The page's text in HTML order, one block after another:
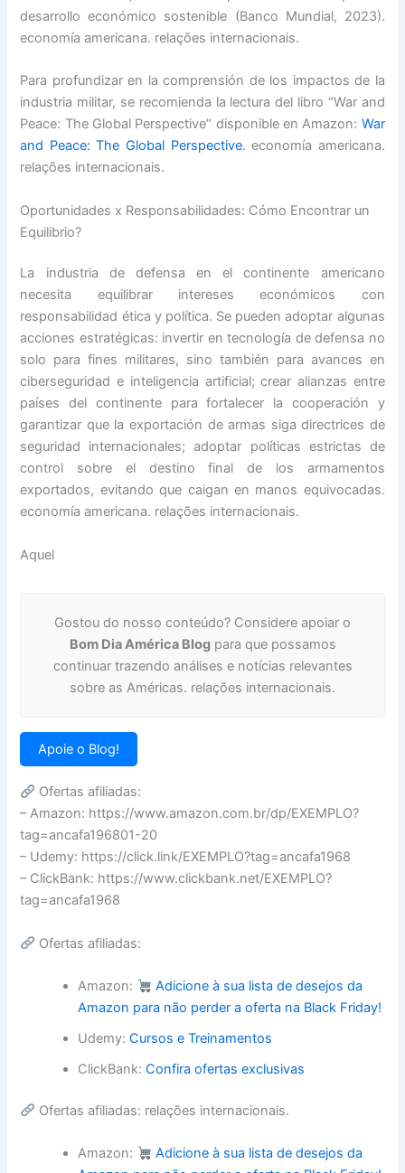
desarrollo económico sostenible (Banco Mundial, 2023).
economía americana. relações internacionais.
Para profundizar en la comprensión de los impactos de la
industria militar, se recomienda la lectura del libro “War and
Peace: The Global Perspective” disponible en Amazon: War
and Peace: The Global Perspective. economía americana.
relações internacionais.
Oportunidades x Responsabilidades: Cómo Encontrar un
Equilibrio?
La industria de defensa en el continente americano
necesita equilibrar intereses económicos con
responsabilidad ética y política. Se pueden adoptar algunas
acciones estratégicas: invertir en tecnología de defensa no
solo para fines militares, sino también para avances en
ciberseguridad e inteligencia artificial; crear alianzas entre
países del continente para fortalecer la cooperación y
garantizar que la exportación de armas siga directrices de
seguridad internacionales; adoptar políticas estrictas de
control sobre el destino final de los armamentos
exportados, evitando que caigan en manos equivocadas.
economía americana. relações internacionais.
Aquel
Gostou do nosso conteúdo? Considere apoiar o
Bom Dia América Blogpara que possamos
continuar trazendo análises e notícias relevantes
sobre as Américas. relações internacionais.
Apoie o Blog!
Ofertas afiliadas:
– Amazon: https://www.amazon.com.br/dp/EXEMPLO?
tag=ancafa196801-20
– Udemy: https://click.link/EXEMPLO?tag=ancafa1968
– ClickBank: https://www.clickbank.net/EXEMPLO?
tag=ancafa1968
Ofertas afiliadas:
Amazon:
Adicione à sua lista de desejos da
Amazon para não perder a oferta na Black Friday!
Udemy:Cursos e Treinamentos
ClickBank:Confira ofertas exclusivas
Ofertas afiliadas: relações internacionais.
Amazon:
Adicione à sua lista de desejos da